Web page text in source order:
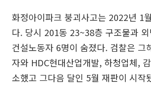
화정아이파크 붕괴사고는 2022년 1
다. 당시 201동 23~38층 구조물과
건설노동자 6명이 숨졌다. 검찰은 그
자와 HDC현대산업개발, 하청업체,
소했고 그다음 달인 5월 재판이 시작